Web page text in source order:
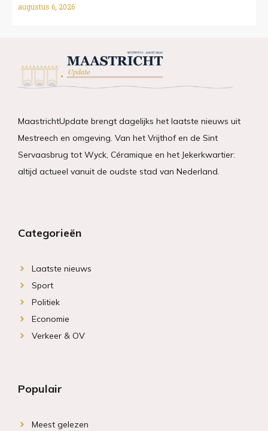
augustus 6, 2026
MaastrichtUpdate brengt dagelijks het laatste nieuws uit
Mestreech en omgeving. Van het Vrijthof en de Sint
Servaasbrug tot Wyck, Céramique en het Jekerkwartier:
altijd actueel vanuit de oudste stad van Nederland.
Categorieën
Laatste nieuws
Sport
Politiek
Economie
Verkeer & OV
Populair
Meest gelezen